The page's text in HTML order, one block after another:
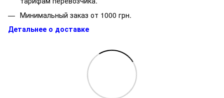
Минимальный заказ от 1000 грн.
Детальнее о доставке